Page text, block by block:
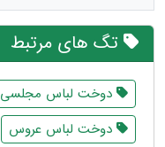
تگ های مرتبط
دوخت لباس مجلسی
دوخت لباس عروس